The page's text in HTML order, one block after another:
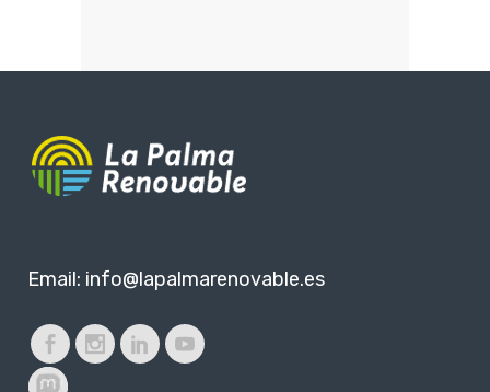
Email: info@lapalmarenovable.es